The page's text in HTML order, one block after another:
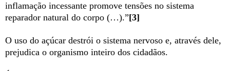
inflamação incessante promove tensões no sistema
reparador natural do corpo (…).”[3]
O uso do açúcar destrói o sistema nervoso e, através dele,
prejudica o organismo inteiro dos cidadãos.